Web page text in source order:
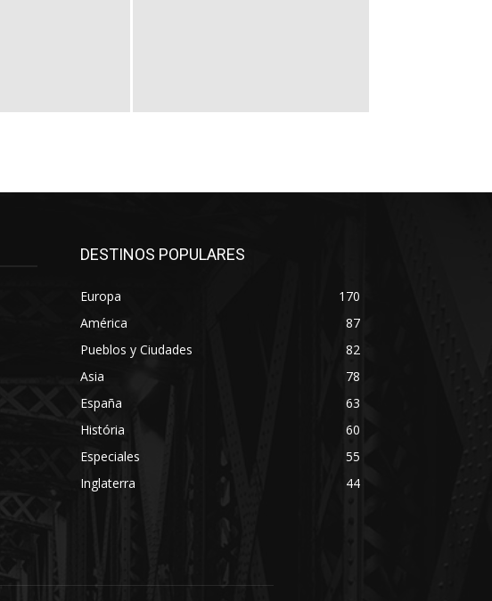
DESTINOS POPULARES
Europa
170
América
87
Pueblos y Ciudades
82
Asia
78
España
63
História
60
Especiales
55
Inglaterra
44